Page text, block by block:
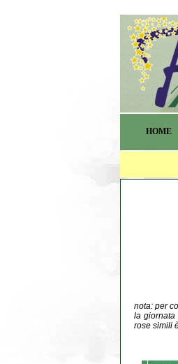
HOME
nota: per
la giornata
rose simili